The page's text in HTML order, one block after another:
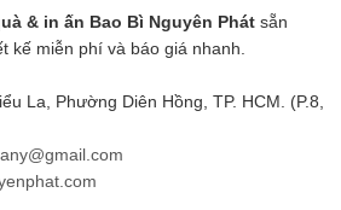
& in ấn Bao Bì Nguyên Phátsẵn
kế miễn phí và báo giá nhanh.
La, Phường Diên Hồng, TP. HCM. (P.8,